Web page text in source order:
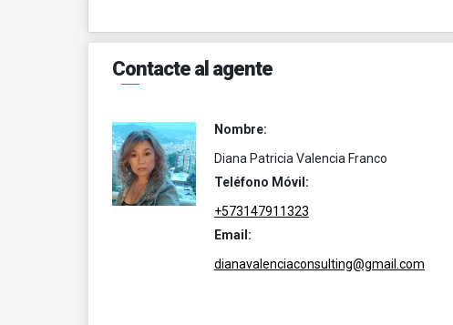
Contacte al agente
Nombre:
Diana Patricia Valencia Franco
Teléfono Móvil:
+573147911323
Email:
dianavalenciaconsulting@gmail.com